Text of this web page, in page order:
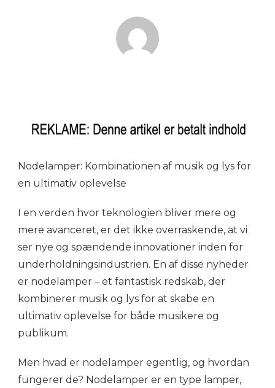
Nodelamper: Kombinationen af musik og lys for
en ultimativ oplevelse
I en verden hvor teknologien bliver mere og
mere avanceret, er det ikke overraskende, at vi
ser nye og spændende innovationer inden for
underholdningsindustrien. En af disse nyheder
er nodelamper – et fantastisk redskab, der
kombinerer musik og lys for at skabe en
ultimativ oplevelse for både musikere og
publikum.
Men hvad er nodelamper egentlig, og hvordan
fungerer de? Nodelamper er en type lamper,